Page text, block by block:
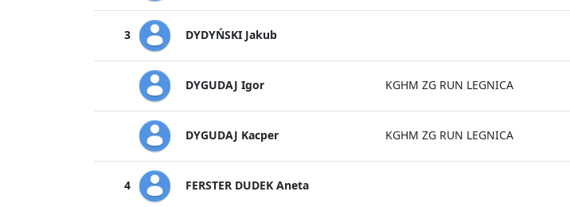
3 DYDYŃSKI Jakub
DYGUDAJ Igor KGHM ZG RUN LEGNICA
DYGUDAJ Kacper KGHM ZG RUN LEGNICA
4 FERSTER DUDEK Aneta